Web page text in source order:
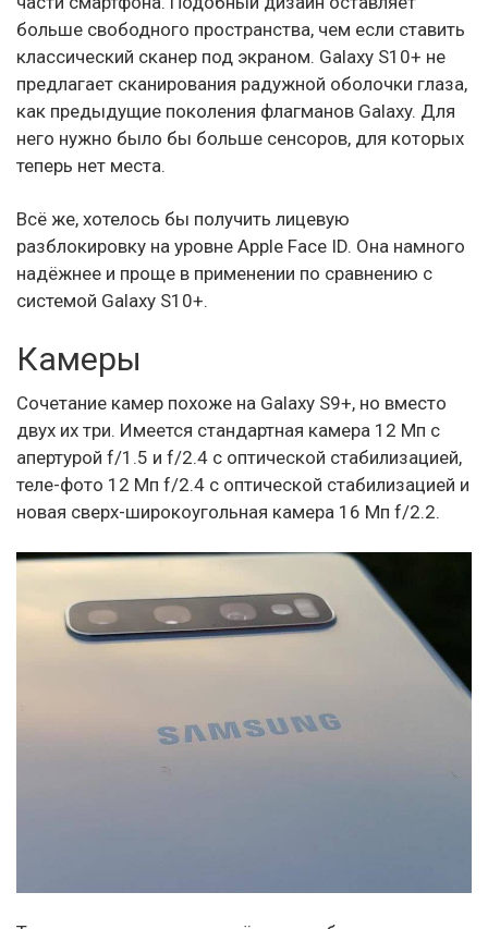
больше свободного пространства, чем если ставить
классический сканер под экраном. Galaxy S10+ не
предлагает сканирования радужной оболочки глаза,
как предыдущие поколения флагманов Galaxy. Для
него нужно было бы больше сенсоров, для которых
теперь нет места.
Всё же, хотелось бы получить лицевую
разблокировку на уровне Apple Face ID. Она намного
надёжнее и проще в применении по сравнению с
системой Galaxy S10+.
Камеры
Сочетание камер похоже на Galaxy S9+, но вместо
двух их три. Имеется стандартная камера 12 Мп с
апертурой f/1.5 и f/2.4 с оптической стабилизацией,
теле-фото 12 Мп f/2.4 с оптической стабилизацией и
новая сверх-широкоугольная камера 16 Мп f/2.2.